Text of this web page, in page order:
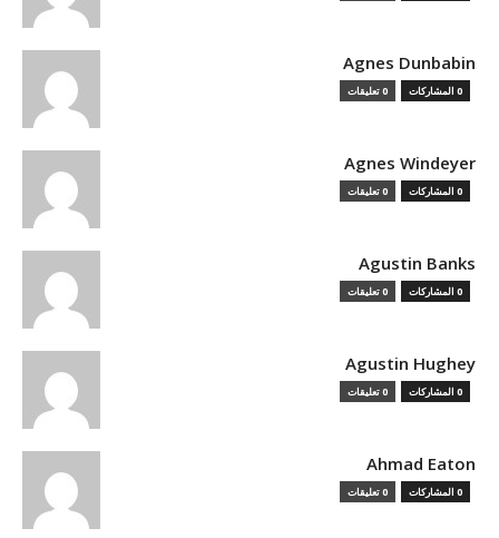
Agnes Dunbabin
0 المشاركات 0 تعليقات
Agnes Windeyer
0 المشاركات 0 تعليقات
Agustin Banks
0 المشاركات 0 تعليقات
Agustin Hughey
0 المشاركات 0 تعليقات
Ahmad Eaton
0 المشاركات 0 تعليقات